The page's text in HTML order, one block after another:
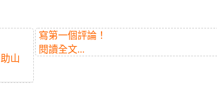
山
寫第一個評論！
閱讀全文...